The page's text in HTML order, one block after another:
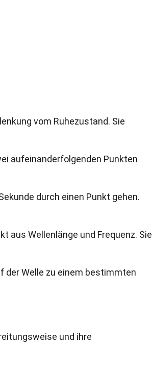
vom Ruhezustand. Sie
aufeinanderfolgenden Punkten
durch einen Punkt gehen.
aus Wellenlänge und Frequenz. Sie
der Welle zu einem bestimmten
und ihre